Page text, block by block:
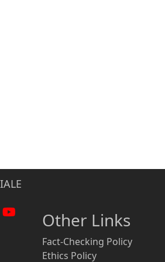
Other Links
Fact-Checking Policy
Ethics Policy